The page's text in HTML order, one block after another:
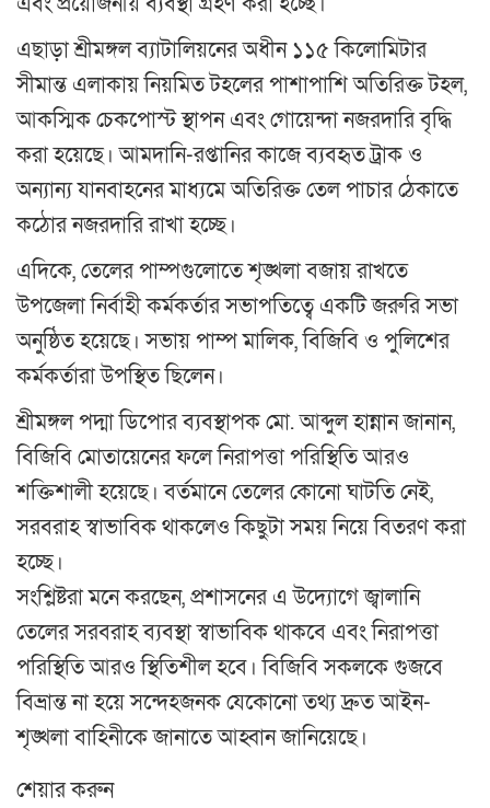
এছাড়া শ্রীমঙ্গল ব্যাটালিয়নের অধীন ১১৫ কিলোমিটার
সীমান্ত এলাকায় নিয়মিত টহলের পাশাপাশি অতিরিক্ত টহল,
আকস্মিক চেকপোস্ট স্থাপন এবং গোয়েন্দা নজরদারি বৃদ্ধি
করা হয়েছে। আমদানি-রপ্তানির কাজে ব্যবহৃত ট্রাক ও
অন্যান্য যানবাহনের মাধ্যমে অতিরিক্ত তেল পাচার ঠেকাতে
কঠোর নজরদারি রাখা হচ্ছে।
এদিকে, তেলের পাম্পগুলোতে শৃঙ্খলা বজায় রাখতে
উপজেলা নির্বাহী কর্মকর্তার সভাপতিত্বে একটি জরুরি সভা
অনুষ্ঠিত হয়েছে। সভায় পাম্প মালিক, বিজিবি ও পুলিশের
কর্মকর্তারা উপস্থিত ছিলেন।
শ্রীমঙ্গল পদ্মা ডিপোর ব্যবস্থাপক মো. আব্দুল হান্নান জানান,
বিজিবি মোতায়েনের ফলে নিরাপত্তা পরিস্থিতি আরও
শক্তিশালী হয়েছে। বর্তমানে তেলের কোনো ঘাটতি নেই,
সরবরাহ স্বাভাবিক থাকলেও কিছুটা সময় নিয়ে বিতরণ করা
হচ্ছে।
সংশ্লিষ্টরা মনে করছেন, প্রশাসনের এ উদ্যোগে জ্বালানি
তেলের সরবরাহ ব্যবস্থা স্বাভাবিক থাকবে এবং নিরাপত্তা
পরিস্থিতি আরও স্থিতিশীল হবে। বিজিবি সকলকে গুজবে
বিভ্রান্ত না হয়ে সন্দেহজনক যেকোনো তথ্য দ্রুত আইন-
শৃঙ্খলা বাহিনীকে জানাতে আহ্বান জানিয়েছে।
শেয়ার করুন